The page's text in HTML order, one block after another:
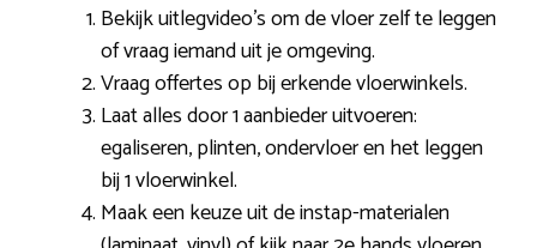
Bekijk uitlegvideo’s om de vloer zelf te leggen
of vraag iemand uit je omgeving.
Vraag offertes op bij erkende vloerwinkels.
Laat alles door 1 aanbieder uitvoeren:
egaliseren, plinten, ondervloer en het leggen
bij 1 vloerwinkel.
Maak een keuze uit de instap-materialen